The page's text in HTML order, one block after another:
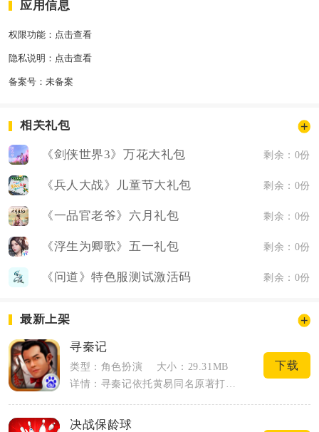
应用信息
权限功能： 点击查看
隐私说明： 点击查看
备案号： 未备案
相关礼包
《剑侠世界3》万花大礼包 剩余：0份
《兵人大战》儿童节大礼包 剩余：0份
《一品官老爷》六月礼包 剩余：0份
《浮生为卿歌》五一礼包 剩余：0份
《问道》特色服测试激活码 剩余：0份
最新上架
寻秦记
类型：角色扮演
大小：29.31MB
下载
决战保龄球